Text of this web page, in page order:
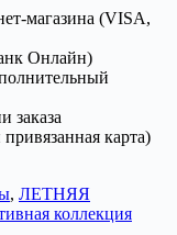
магазина (VISA,
Онлайн)
заказа
карта)
, ЛЕТНЯЯ
коллекция